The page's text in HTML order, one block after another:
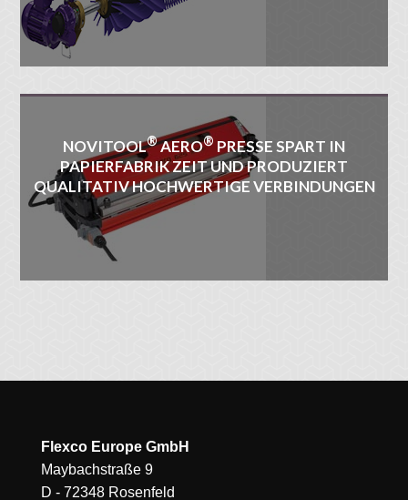
NOVITOOL®AERO® PRESSE SPART IN
PAPIERFABRIK ZEIT UND PRODUZIERT
QUALITATIV HOCHWERTIGE VERBINDUNGEN
Flexco Europe GmbH
Maybachstraße 9
D - 72348 Rosenfeld